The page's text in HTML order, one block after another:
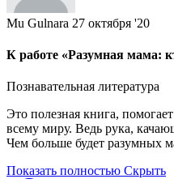
Mu Gulnara 27 октября '20
К работе «Разумная мама:
Познавательная литература
Это полезная книга,
всему миру. Ведь рука,
Чем больше будет разумных
Показать полностью Скрыть